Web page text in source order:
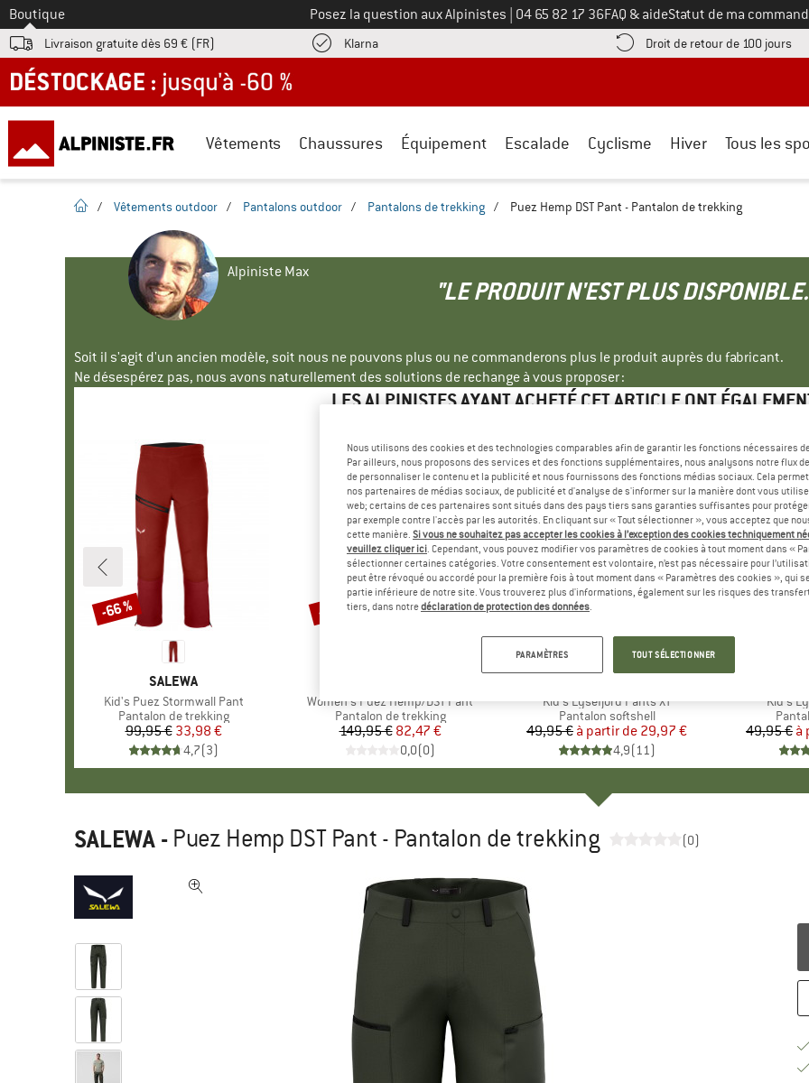
Vers le
Boutique Posez la question aux Alpinistes Appelez-nous au
04 65 82 17 36FAQ & aideStatut de ma
Livraison gratuite dès 69 € (FR) KlarnaTrouve les informations de paiement ici ! Ouvre une boîte d'information
Droit de retour de 100 jours
DÉSTOCKAGE : jusqu'à -60 %
Vêtements Chaussures Équipement Escalade Cyclisme Hiver Tous les
Page d'accueil
/ Vêtements outdoor / Pantalons outdoor / Pantalons de trekking / Puez Hemp DST Pant - Pantalon de trekking
Alpiniste Max
"LE PRODUIT N'EST PLUS
Soit il s'agit d'un ancien modèle, soit nous ne pouvons plus ou ne commanderons plus le produit auprès du fabricant.
Ne désespérez pas, nous avons naturellement des solutions de rechange à vous proposer :
LES ALPINISTES AYANT ACHETÉ CET ARTICLE ONT
MARQUE
SALEWA
Article
Kid's Puez Stormwall Pant
Product group
Pantalon de trekking
Prix
99,95 € Prix réduit
33,98 €
4,7(3)
Remise
-66 %
Article
Women's Puez Hemp/DST Pant
Product group
Pantalon de trekking
Prix
149,95 €Prix réduit
82,47 €
0,0(0)
Remise
-45 %
+2
Article
Kid's Lysefjord Pants XT
Product group
Pantalon softshell
Prix
49,95 € Prix réduit
à partir de 29,97 €
4,9(11)
Remise
Jusqu'à -40 %
Article
Kid's
49,95 € à
Jusqu'à
SALEWA - Puez Hemp DST Pant - Pantalon de trekking (0)
Nous utilisons des cookies et des technologies comparables afin de garantir les fonctions nécessaires
Par ailleurs, nous proposons des services et des fonctions supplémentaires, nous analysons notre flux
de personnaliser le contenu et la publicité et nous fournissons des fonctions médias sociaux. Cela
nos partenaires de médias sociaux, de publicité et d'analyse de s'informer sur la manière dont vous
web; certains de ces partenaires sont situés dans des pays tiers sans garanties suffisantes pour
par exemple contre l'accès par les autorités. En cliquant sur « Tout sélectionner », vous acceptez que
cette manière. Si vous ne souhaitez pas accepter les cookies à l’exception des cookies techniquement
veuillez cliquer ici. Cependant, vous pouvez modifier vos paramètres de cookies à tout moment dans «
sélectionner certaines catégories. Votre consentement est volontaire, n’est pas nécessaire pour
peut être révoqué ou accordé pour la première fois à tout moment dans « Paramètres des cookies », qui
partie inférieure de notre site. Vous trouverez plus d'informations, également sur les risques des
tiers, dans notredéclaration de protection des données.
PARAMÈTRES TOUT SÉLECTIONNER